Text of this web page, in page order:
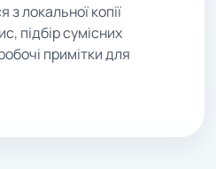
локальної копії
підбір сумісних
примітки для